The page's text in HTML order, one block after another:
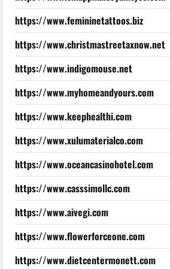
https://www.femininetattoos.biz
https://www.christmastreetaxnow.net
https://www.indigomouse.net
https://www.myhomeandyours.com
https://www.keephealthi.com
https://www.xulumaterialco.com
https://www.oceancasinohotel.com
https://www.casssimollc.com
https://www.aivegi.com
https://www.flowerforceone.com
https://www.dietcentermonett.com